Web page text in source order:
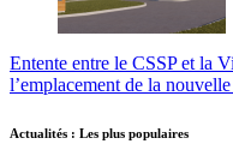
Entente entre le CSSP et la
l’emplacement de la
Actualités : Les plus populaires